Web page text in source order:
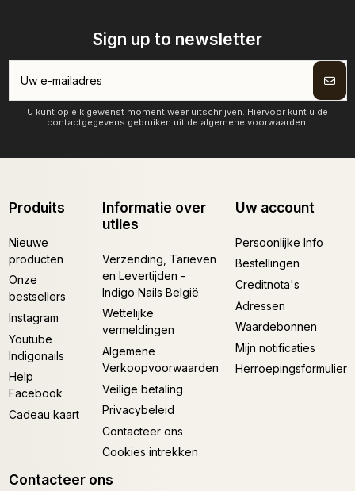
Sign up to newsletter
U kunt op elk gewenst moment weer uitschrijven. Hiervoor kunt u de
contactgegevens gebruiken uit de algemene voorwaarden.
Produits
Nieuwe
producten
Onze
bestsellers
Instagram
Youtube
Indigonails
Help
Facebook
Cadeau kaart
Informatie over
utiles
Verzending, Tarieven
en Levertijden -
Indigo Nails België
Wettelijke
vermeldingen
Algemene
Verkoopvoorwaarden
Veilige betaling
Privacybeleid
Contacteer ons
Cookies intrekken
Uw account
Persoonlijke Info
Bestellingen
Creditnota's
Adressen
Waardebonnen
Mijn notificaties
Herroepingsformulier
Contacteer ons